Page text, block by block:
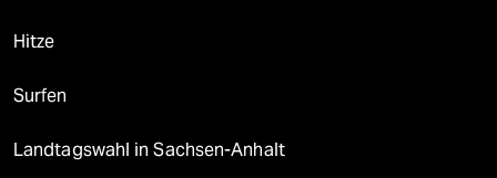
Hitze
Surfen
Landtagswahl in Sachsen-Anhalt